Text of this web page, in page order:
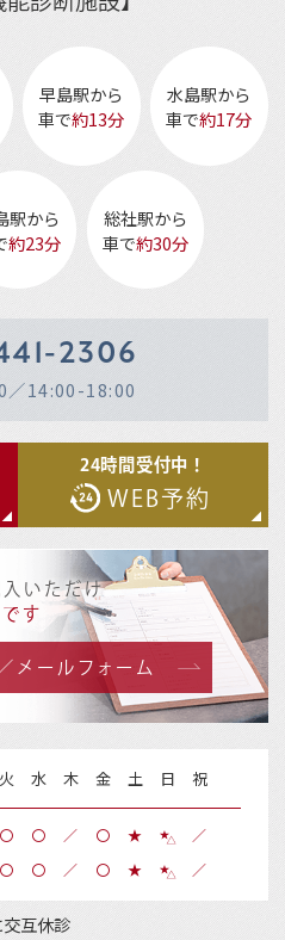
早島駅から
車で約13分
水島駅から
車で約17分
駅から
約23分
総社駅から
車で約30分
2306
／14:00-18:00
24時間受付中！
WEB予約
いただけ
す
メールフォーム
火 水 木 金 土 日 祝
〇 〇 ／ 〇 ★ ／
〇 〇 ／ 〇 ★ ／
互休診